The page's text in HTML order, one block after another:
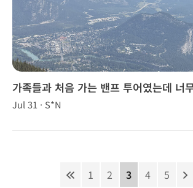
가족들과 처음 가는 밴프 투어였는데 너
~⛰️💗
Jul 31 · S*N
1 2 3 4 5